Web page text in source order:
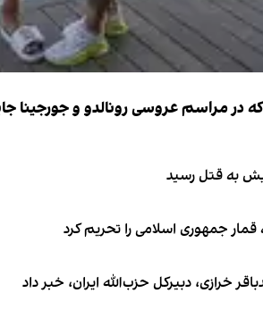
به قتل رسید
جمهوری اسلامی را تحریم کرد
خرازی، دبیر‌کل حزب‌الله ایران، خبر داد